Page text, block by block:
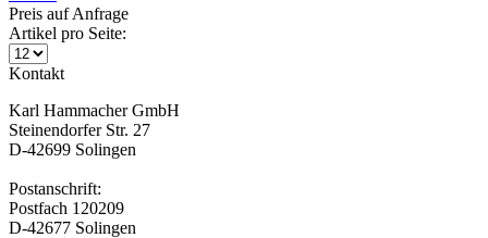
Preis auf Anfrage
Artikel pro Seite:
Kontakt
Karl Hammacher GmbH
Steinendorfer Str. 27
D-42699 Solingen
Postanschrift:
Postfach 120209
D-42677 Solingen